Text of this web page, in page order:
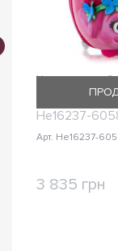
Чемодан на 2
Heys
He16237-
Арт. He16237-
3 835 грн